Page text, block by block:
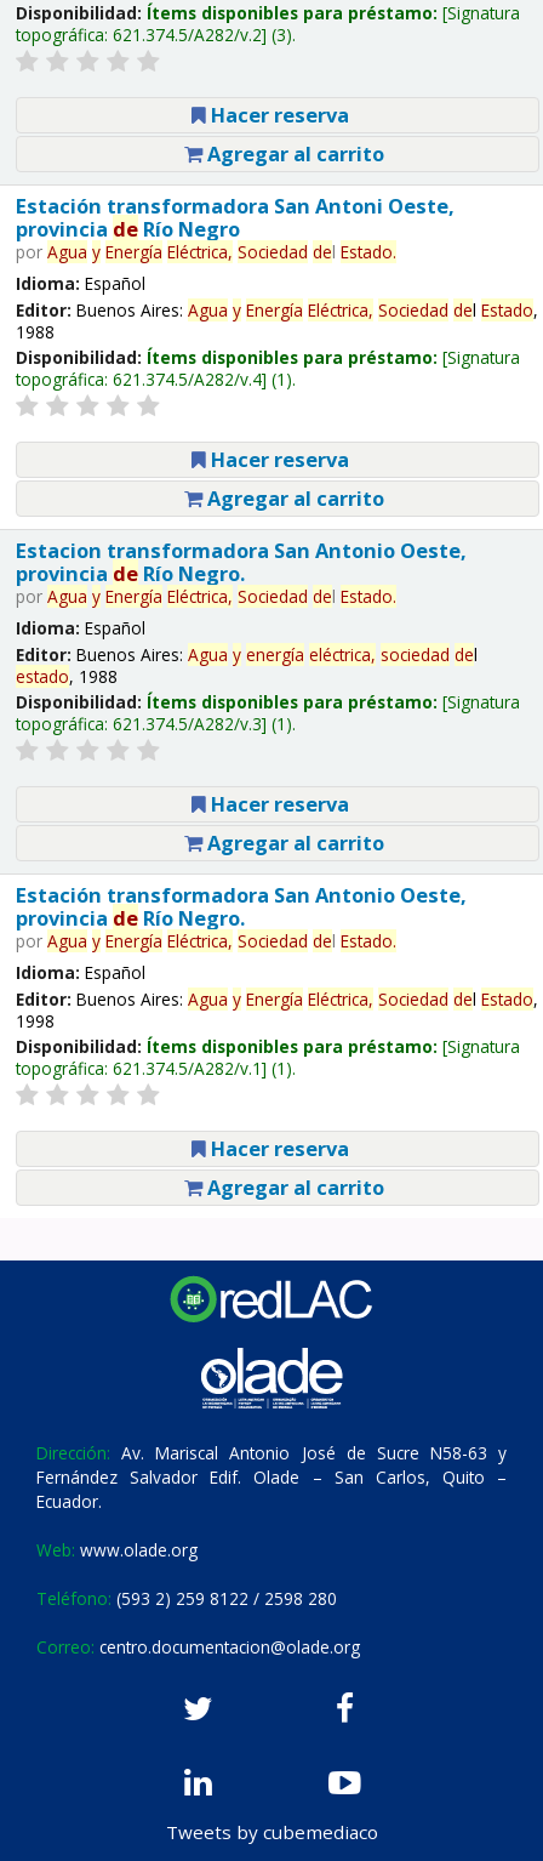
Disponibilidad: Ítems disponibles para préstamo: Signatura
topográfica: 621.374.5/A282/v.2 (3).
Hacer reserva
Agregar al carrito
Estación transformadora San Antoni Oeste,
provincia deRío Negro
por Agua y Energía Eléctrica, Sociedad del Estado.
Idioma: Español
Editor: Buenos Aires: Agua y Energía Eléctrica, Sociedad del Estado,
1988
Disponibilidad: Ítems disponibles para préstamo: Signatura
topográfica: 621.374.5/A282/v.4 (1).
Hacer reserva
Agregar al carrito
Estacion transformadora San Antonio Oeste,
provincia deRío Negro.
por Agua y Energía Eléctrica, Sociedad del Estado.
Idioma: Español
Editor: Buenos Aires: Agua y energía eléctrica, sociedad del
estado, 1988
Disponibilidad: Ítems disponibles para préstamo: Signatura
topográfica: 621.374.5/A282/v.3 (1).
Hacer reserva
Agregar al carrito
Estación transformadora San Antonio Oeste,
provincia deRío Negro.
por Agua y Energía Eléctrica, Sociedad del Estado.
Idioma: Español
Editor: Buenos Aires: Agua y Energía Eléctrica, Sociedad del Estado,
1998
Disponibilidad: Ítems disponibles para préstamo: Signatura
topográfica: 621.374.5/A282/v.1 (1).
Hacer reserva
Agregar al carrito
Dirección: Av. Mariscal Antonio José de Sucre N58-63 y
Fernández Salvador Edif. Olade – San Carlos, Quito –
Ecuador.
Web: www.olade.org
Teléfono: (593 2) 259 8122 / 2598 280
Correo: centro.documentacion@olade.org
Tweets by cubemediaco